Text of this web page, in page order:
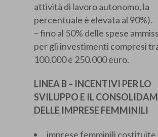
attività di lavoro autonomo, la
percentuale è elevata al 90%).
– fino al 50% delle spese
per gli investimenti compresi
100.000 e 250.000 euro.
LINEA B – INCENTIVI PER LO
SVILUPPO E IL
DELLE IMPRESE FEMMINILI
imprese femminili costituite